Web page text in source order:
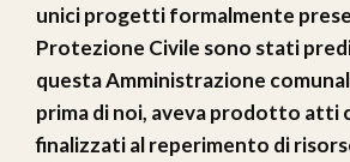
unici progetti formalmente
Protezione Civile sono stati
questa Amministrazione
prima di noi, aveva prodotto atti
finalizzati al reperimento di